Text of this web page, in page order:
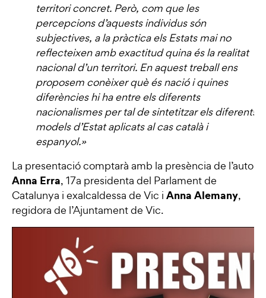
territori concret. Però, com que les
percepcions d’aquests individus són
subjectives, a la pràctica els Estats mai no
reflecteixen amb exactitud quina és la realitat
nacional d’un territori. En aquest treball ens
proposem conèixer què és nació i quines
diferències hi ha entre els diferents
nacionalismes per tal de sintetitzar els diferents
models d’Estat aplicats al cas català i
espanyol.»
La presentació comptarà amb la presència de l’autor,
Anna Erra, 17a presidenta del Parlament de
Catalunya i exalcaldessa de Vic i Anna Alemany,
regidora de l’Ajuntament de Vic.